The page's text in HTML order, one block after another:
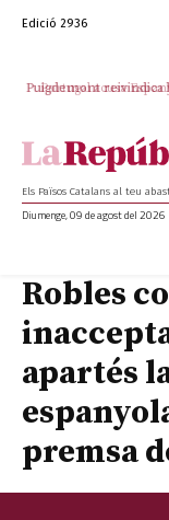
Edició 2936
Puigdemont reivindica
Portugal acusa
Els Països Catalans al teu
Diumenge, 09 de agost del 2026
Robles
apartés
premsa